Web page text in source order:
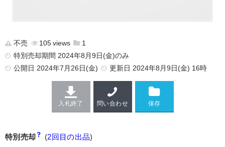
不売 105
1
特別売却期間 2024年8月9日(金)のみ
公開日 2024年7月26日(金) 更新日 2024年8月9日(金) 16時
入札終了 問い合わせ
特別売却 (2回目の出品)